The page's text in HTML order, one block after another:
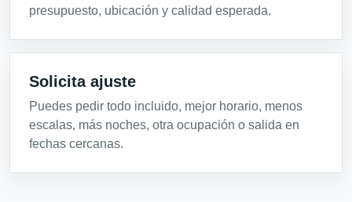
presupuesto, ubicación y calidad esperada.
Solicita ajuste
Puedes pedir todo incluido, mejor horario, menos
escalas, más noches, otra ocupación o salida en
fechas cercanas.